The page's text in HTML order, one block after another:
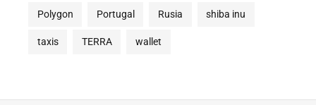
Polygon Portugal Rusia shiba inu
taxis TERRA wallet